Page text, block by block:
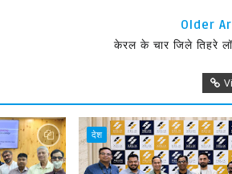
Older
केरल के चार जिले तिहरे
देश